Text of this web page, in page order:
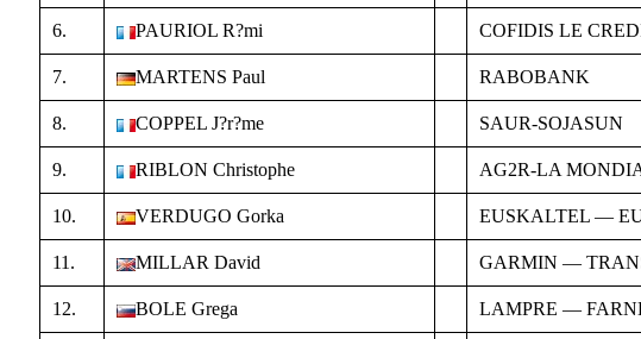
6. PAURIOL R?mi COFIDIS LE
7. MARTENS Paul RABOBANK
8. COPPEL J?r?me SAUR-SOJASUN
9. RIBLON Christophe AG2R-LA
10. VERDUGO Gorka EUSKALTEL —
11. MILLAR David GARMIN —
12. BOLE Grega LAMPRE —